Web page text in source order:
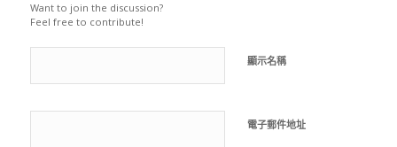
Want to join the discussion?
Feel free to contribute!
顯示名稱
電子郵件地址